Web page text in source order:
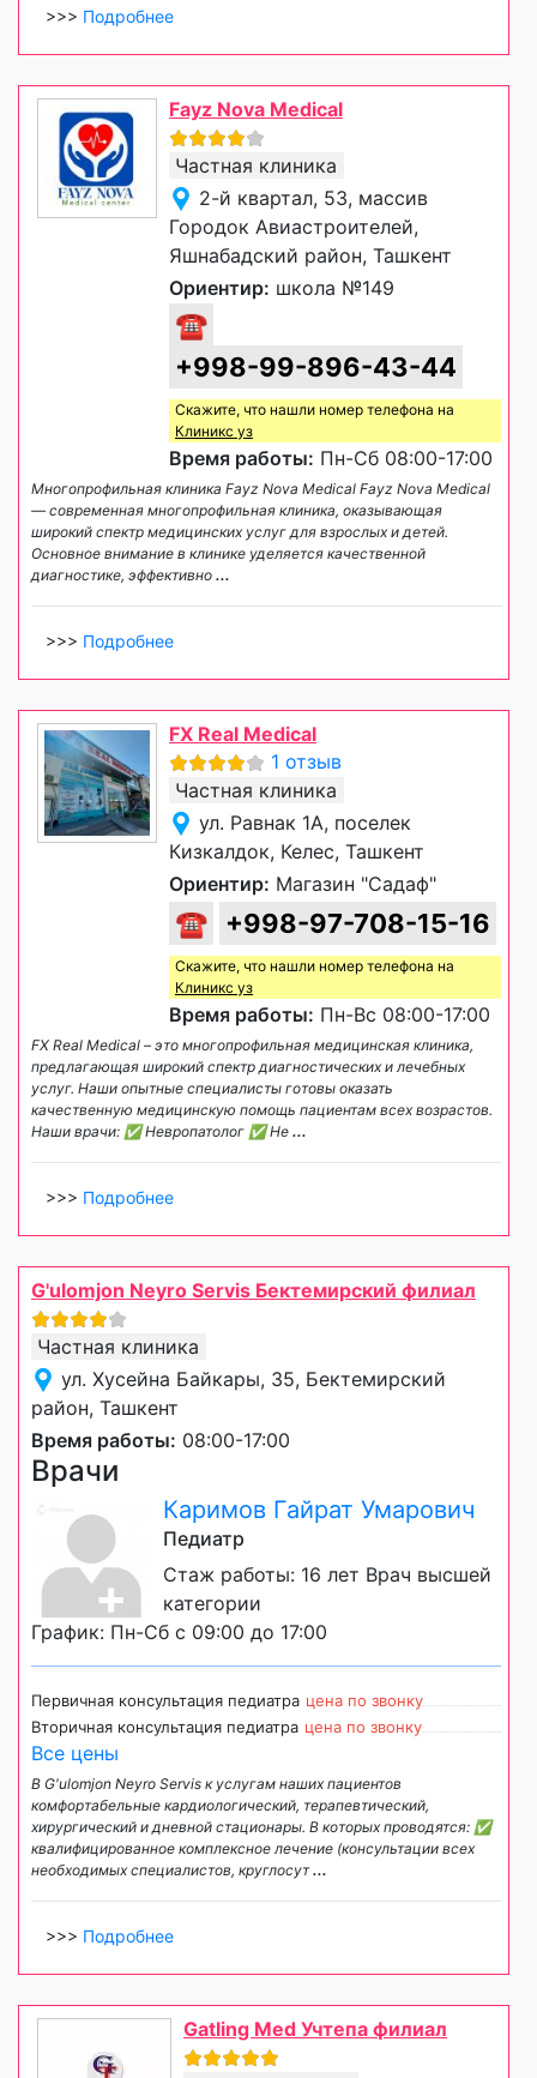
>>> Подробнее
Fayz Nova Medical
Частная клиника
2-й квартал, 53, массив
Городок Авиастроителей,
Яшнабадский район, Ташкент
Ориентир: школа №149
☎
+998-99-896-43-44
Скажите, что нашли номер телефона на
Клиникс уз
Время работы: Пн-Сб 08:00-17:00
Многопрофильная клиника Fayz Nova Medical Fayz Nova Medical
— современная многопрофильная клиника, оказывающая
широкий спектр медицинских услуг для взрослых и детей.
Основное внимание в клинике уделяется качественной
диагностике, эффективно ...
>>> Подробнее
FX Real Medical
1 отзыв
Частная клиника
ул. Равнак 1А, поселек
Кизкалдок, Келес, Ташкент
Ориентир: Магазин "Садаф"
☎ +998-97-708-15-16
Скажите, что нашли номер телефона на
Клиникс уз
Время работы: Пн-Вс 08:00-17:00
FX Real Medical – это многопрофильная медицинская клиника,
предлагающая широкий спектр диагностических и лечебных
услуг. Наши опытные специалисты готовы оказать
качественную медицинскую помощь пациентам всех возрастов.
Наши врачи: ✅ Невропатолог ✅ Не ...
>>> Подробнее
G'ulomjon Neyro Servis Бектемирский филиал
Частная клиника
ул. Хусейна Байкары, 35, Бектемирский
район, Ташкент
Время работы: 08:00-17:00
Врачи
Каримов Гайрат Умарович
Педиатр
Стаж работы: 16 лет Врач высшей
категории
График: Пн-Сб с 09:00 до 17:00
Первичная консультация педиатра цена по звонку
Вторичная консультация педиатра цена по звонку
Все цены
В G'ulomjon Neyro Servis к услугам наших пациентов
комфортабельные кардиологический, терапевтический,
хирургический и дневной стационары. В которых проводятся: ✅
квалифицированное комплексное лечение (консультации всех
необходимых специалистов, круглосут...
>>> Подробнее
Gatling Med Учтепа филиал